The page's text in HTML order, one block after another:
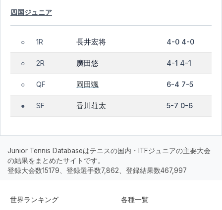
四国ジュニア
○ 1R 長井宏将 4-0 4-0
○ 2R 廣田悠 4-1 4-1
○ QF 岡田颯 6-4 7-5
● SF 香川荘太 5-7 0-6
Junior Tennis Databaseはテニスの国内・ITFジュニアの主要大会
の結果をまとめたサイトです。
登録大会数15179、登録選手数7,862、登録結果数467,997
世界ランキング 各種一覧